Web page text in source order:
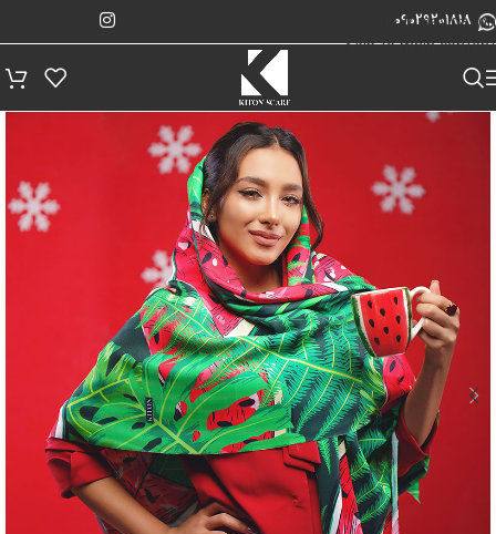
Skip to navigation
Skip to main content
09029201818